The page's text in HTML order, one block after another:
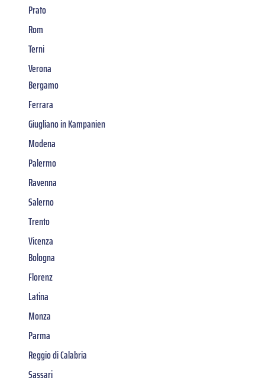
Prato
Rom
Terni
Verona
Bergamo
Ferrara
Giugliano in Kampanien
Modena
Palermo
Ravenna
Salerno
Trento
Vicenza
Bologna
Florenz
Latina
Monza
Parma
Reggio di Calabria
Sassari